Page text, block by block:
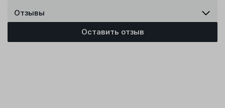
Отзывы
Оставить отзыв